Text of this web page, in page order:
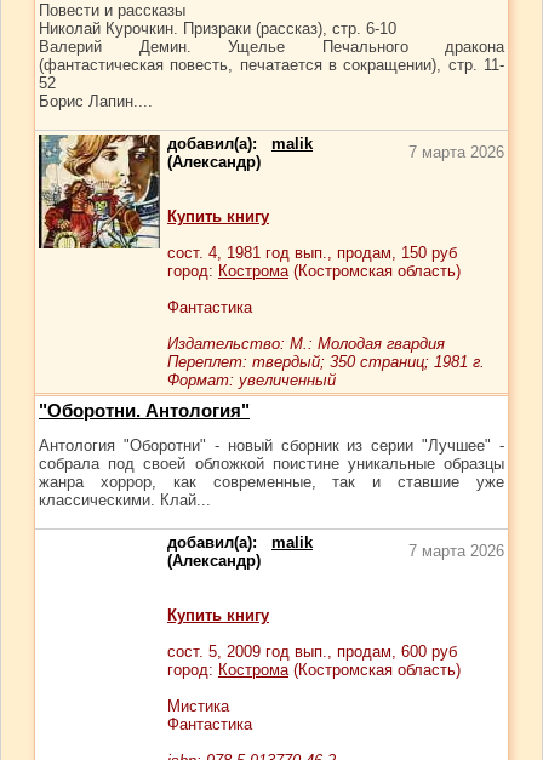
Повести и рассказы
Николай Курочкин. Призраки (рассказ), стр. 6-10
Валерий Демин. Ущелье Печального дракона
(фантастическая повесть, печатается в сокращении), стр. 11-
52
Борис Лапин....
добавил(а): malik
(Александр)
7 марта 2026
Купить книгу
сост. 4, 1981 год вып., продам, 150 руб
город: Кострома(Костромская область)
Фантастика
Издательство: М.: Молодая гвардия
Переплет: твердый; 350 страниц; 1981 г.
Формат: увеличенный
"Оборотни. Антология"
Антология "Оборотни" - новый сборник из серии "Лучшее" -
собрала под своей обложкой поистине уникальные образцы
жанра хоррор, как современные, так и ставшие уже
классическими. Клай...
добавил(а): malik
(Александр)
7 марта 2026
Купить книгу
сост. 5, 2009 год вып., продам, 600 руб
город: Кострома(Костромская область)
Мистика
Фантастика